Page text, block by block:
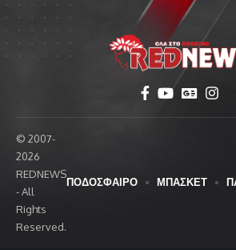
© 2007-
2026
REDNEWS
- All
Rights
Reserved.
ΠΟΔΟΣΦΑΙΡΟ ΜΠΑΣΚΕΤ